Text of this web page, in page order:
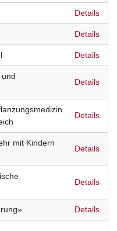
Details
Details
Details
Details
Details
mit Kindern
Details
Details
Details